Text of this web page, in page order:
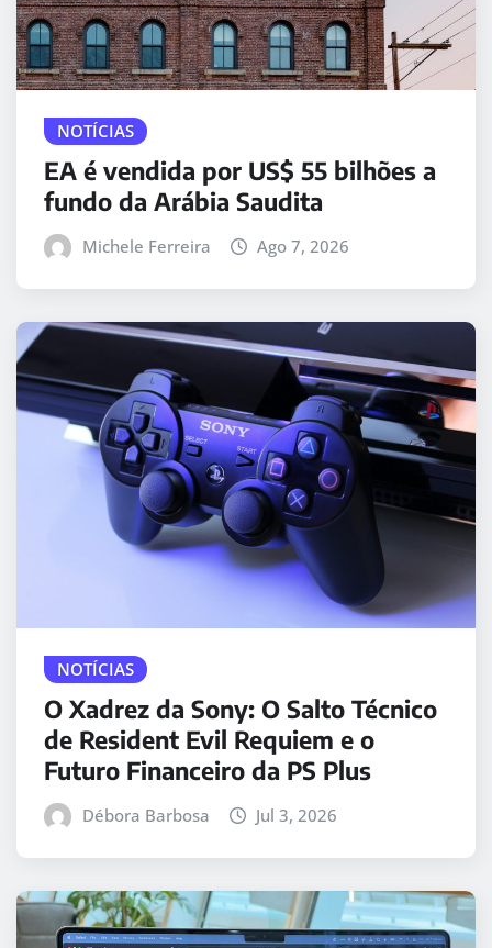
NOTÍCIAS
EA é vendida por US$ 55 bilhões a
fundo da Arábia Saudita
Michele Ferreira Ago 7, 2026
NOTÍCIAS
O Xadrez da Sony: O Salto Técnico
de Resident Evil Requiem e o
Futuro Financeiro da PS Plus
Débora Barbosa Jul 3, 2026